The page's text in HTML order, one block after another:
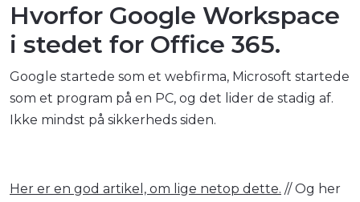
Hvorfor Google Workspace
i stedet for Office 365.
Google startede som et webfirma, Microsoft startede
som et program på en PC, og det lider de stadig af.
Ikke mindst på sikkerheds siden.
Her er en god artikel, om lige netop dette. // Og her